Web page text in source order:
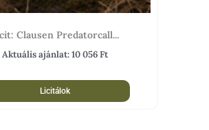
Clausen Predatorcall...
Aktuális ajánlat:10 056Ft
Licitálok